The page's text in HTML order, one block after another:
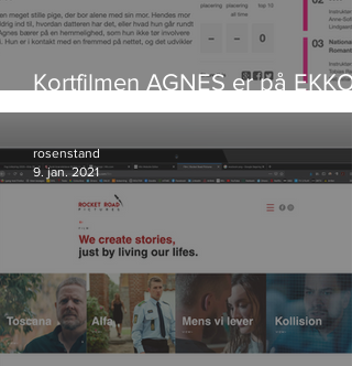
Kortfilmen AGNES er på EKKO
Shortlist
rosenstand
9. jan. 2021